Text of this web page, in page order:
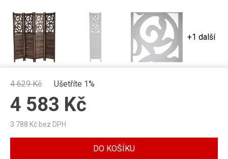
+1 další
4 629Kč Ušetříte 1%
4 583 Kč
3 788 Kč bez DPH
DO KOŠÍKU